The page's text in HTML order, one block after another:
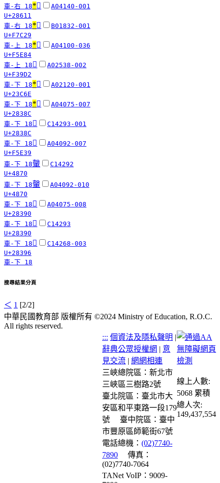
車-右 18*𨘑
A04140-001
U+28611
車-右 18*󷰩
B01832-001
U+F7C29
車-上 18*󵺄
A04100-036
U+F5E84
車-上 18 󳧒
A02538-002
U+F39D2
車-下 18*𣱮
A02120-001
U+23C6E
車-下 18*𨎌
A04075-007
U+2838C
車-下 18 𨎌
C14293-001
U+2838C
車-下 18 󵸹
A04092-007
U+F5E39
車-下 18䡰
C14292
U+4870
車-下 18䡰
A04092-010
U+4870
車-下 18 𨎐
A04075-008
U+28390
車-下 18 𨎐
C14293
U+28390
車-下 18 𨎖
C14268-003
U+28396
車-下 18
搜尋結果分頁
＜ 1 [2/2]
中華民國教育部 版權所有 ©2024 Ministry of Education, R.O.C.
All rights reserved.
::: 個資法及隱私聲明 |
辭典公眾授權網 | 意
見交流 | 網網相連
三峽總院區：新北市
三峽區三樹路2號
臺北院區：臺北市大
安區和平東路一段179
號
臺中院區：臺中
市豐原區師範街67號
電話總機： (02)7740-
7890
傳真：
(02)7740-7064
TANet VoIP：9009-
線上人數:
5068 累積
總人次:
149,437,554